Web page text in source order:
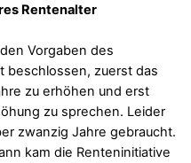
Rentenalter
Vorgaben des
beschlossen, zuerst das
zu erhöhen und erst
zu sprechen. Leider
zwanzig Jahre gebraucht.
kam die Renteninitiative